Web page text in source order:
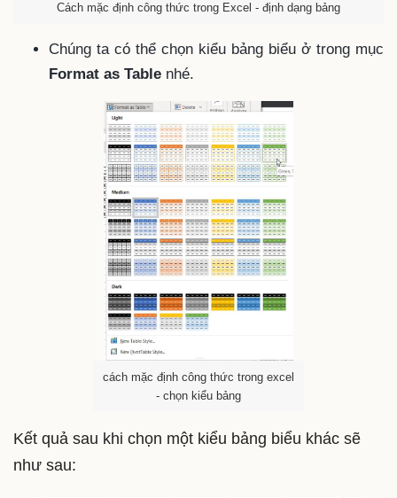
Cách mặc định công thức trong Excel - định dạng bảng
Chúng ta có thể chọn kiểu bảng biểu ở trong mục
Format as Table nhé.
cách mặc định công thức trong excel
- chọn kiểu bảng
Kết quả sau khi chọn một kiểu bảng biểu khác sẽ
như sau: